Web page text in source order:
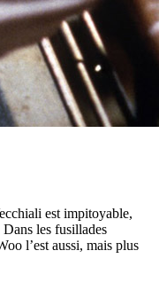
est impitoyable,
les fusillades
l’est aussi, mais plus